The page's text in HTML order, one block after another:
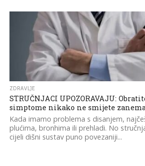
ZDRAVLJE
STRUČNJACI UPOZORAVAJU:
simptome nikako ne smijete
Kada imamo problema s disanjem,
plućima, bronhima ili prehladi. No
cijeli dišni sustav puno povezaniji...